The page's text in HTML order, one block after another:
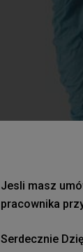
Jesli masz
pracownika
Serdecznie